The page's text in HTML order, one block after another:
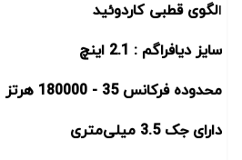
الگوی قطبی کاردوئید
سایز دیافراگم : 2.1 اینچ
محدوده فرکانس 35 - 180000 هرتز
دارای جک 3.5 میلی‌متری